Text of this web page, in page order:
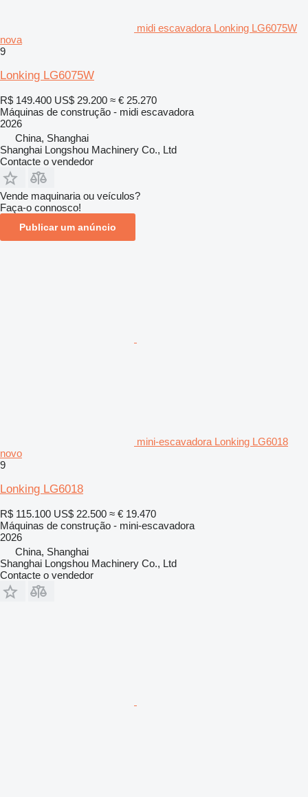
midi escavadora Lonking LG6075W
nova
9
Lonking LG6075W
R$ 149.400 US$ 29.200 ≈ € 25.270
Máquinas de construção - midi escavadora
2026
China, Shanghai
Shanghai Longshou Machinery Co., Ltd
Contacte o vendedor
Vende maquinaria ou veículos?
Faça-o connosco!
Publicar um anúncio
mini-escavadora Lonking LG6018
novo
9
Lonking LG6018
R$ 115.100 US$ 22.500 ≈ € 19.470
Máquinas de construção - mini-escavadora
2026
China, Shanghai
Shanghai Longshou Machinery Co., Ltd
Contacte o vendedor